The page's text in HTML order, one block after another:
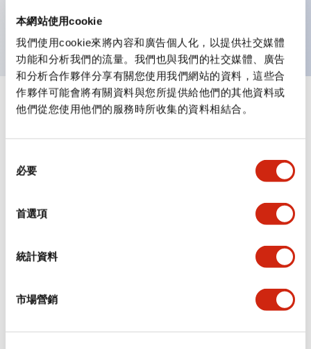
本網站使用cookie
我們使用cookie來將內容和廣告個人化，以提供社交媒體
功能和分析我們的流量。我們也與我們的社交媒體、廣告
和分析合作夥伴分享有關您使用我們網站的資料，這些合
作夥伴可能會將有關資料與您所提供給他們的其他資料或
他們從您使用他們的服務時所收集的資料相結合。
必要
首選項
統計資料
市場營銷
防護結構
規格
審美規範
環境規範
功能規格
機械規格